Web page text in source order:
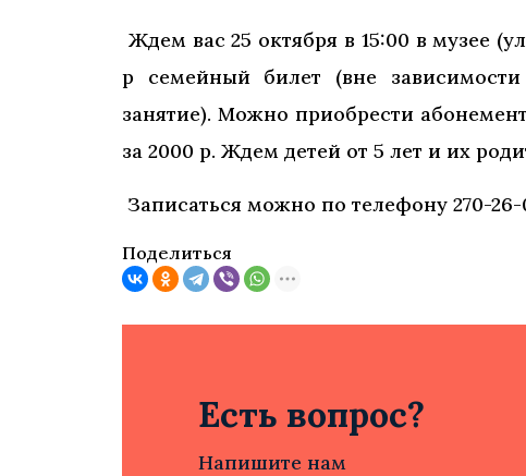
Ждем вас 25 октября в 15:00 в музее
р семейный билет (вне
занятие). Можно приобрести
за 2000 р. Ждем детей от 5 лет и их
Записаться можно по телефону 270-26-
Поделиться
Есть вопрос?
Напишите нам